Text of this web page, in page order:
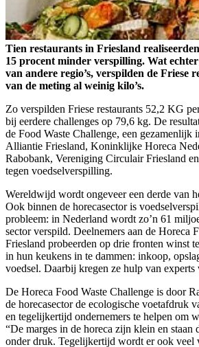
Tien restaurants in Friesland
15 procent minder verspilling. Wat
van andere regio’s, verspilden de Friese
van de meting al weinig kilo’s.
Zo verspilden Friese restaurants 52,2 KG
bij eerdere challenges op 79,6 kg. De
de Food Waste Challenge, een gezamenlijk
Alliantie Friesland, Koninklijke Horeca
Rabobank, Vereniging Circulair Friesland
tegen voedselverspilling.
Wereldwijd wordt ongeveer een derde van
Ook binnen de horecasector is
probleem: in Nederland wordt zo’n 61
sector verspild. Deelnemers aan de Horeca
Friesland probeerden op drie fronten winst
in hun keukens in te dammen: inkoop,
voedsel. Daarbij kregen ze hulp van experts
De Horeca Food Waste Challenge is door
de horecasector de ecologische voetafdruk
en tegelijkertijd ondernemers te helpen om
“De marges in de horeca zijn klein en staan
onder druk. Tegelijkertijd wordt er ook veel